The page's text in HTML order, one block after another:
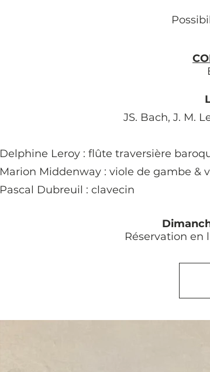
JS. Bach, J. M.
Delphine Leroy : flûte traversière
Marion Middenway : viole de gambe &
Pascal Dubreuil : clavecin
Réservation en